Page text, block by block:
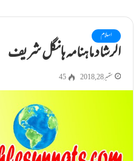
اسلام
الرشاد ماہنامہ ہانگل شریف
ستمبر 28, 2018 45